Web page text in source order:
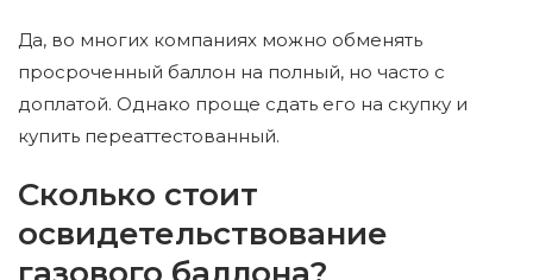
Да, во многих компаниях можно обменять
просроченный баллон на полный, но часто с
доплатой. Однако проще сдать его на скупку и
купить переаттестованный.
Сколько стоит
освидетельствование